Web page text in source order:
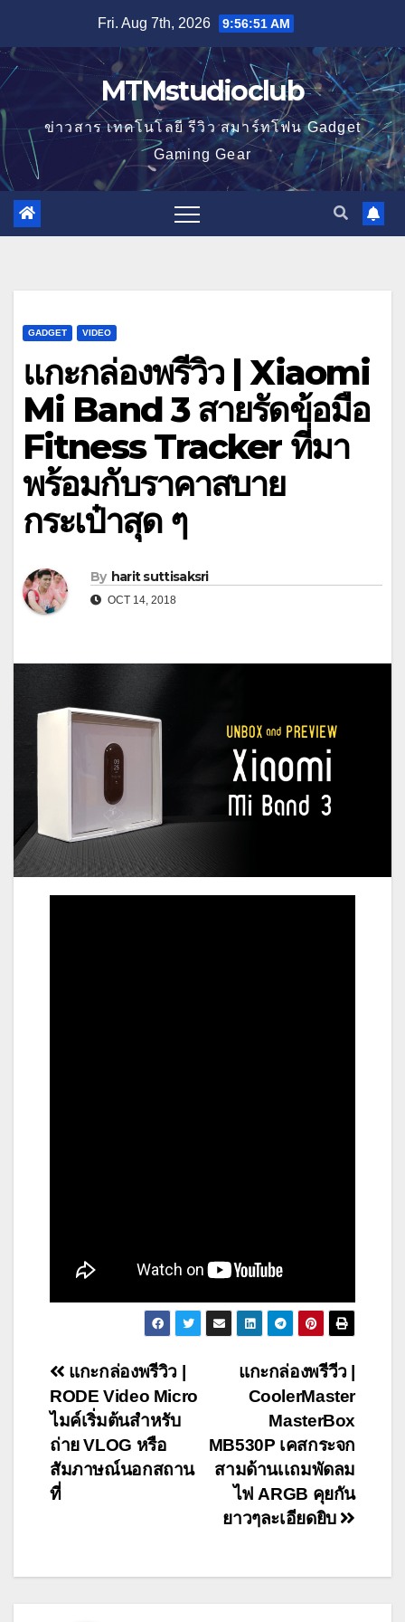
content
Fri. Aug 7th, 2026 9:56:51 AM
MTMstudioclub
ข่าวสาร เทคโนโลยี รีวิว สมาร์ทโฟน Gadget
Gaming Gear
GADGET VIDEO
แกะกล่องพรีวิว | Xiaomi
Mi Band 3 สายรัดข้อมือ
Fitness Tracker ที่มา
พร้อมกับราคาสบาย
กระเป๋าสุด ๆ
By harit suttisaksri
OCT 14, 2018
Post
navigation
แกะกล่องพรีวีว |
CoolerMaster
MasterBox
MB530P เคสกระจก
สามด้านเเถมพัดลม
ไฟ ARGB คุยกัน
ยาวๆละเอียดยิบ
แกะกล่องพรีวิว |
RODE Video Micro
ไมค์เริ่มต้นสำหรับ
ถ่าย VLOG หรือ
สัมภาษณ์นอกสถาน
ที่